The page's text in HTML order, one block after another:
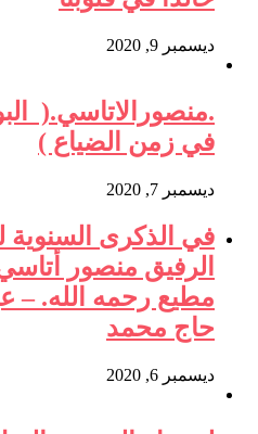
ديسمبر 9, 2020
.منصورالاتاسي.(
في زمن الضياع )
ديسمبر 7, 2020
في الذكرى السنوية
الرفيق منصور
مطيع رحمه الله. –
حاج محمد
ديسمبر 6, 2020